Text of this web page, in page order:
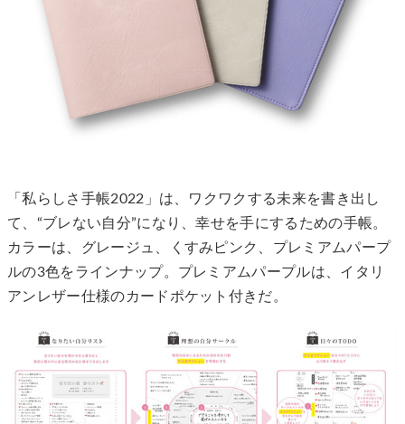
「私らしさ手帳2022」は、ワクワクする未来を書き出し
て、“ブレない自分”になり、幸せを手にするための手帳。
カラーは、グレージュ、くすみピンク、プレミアムパープ
ルの3色をラインナップ。プレミアムパープルは、イタリ
アンレザー仕様のカードポケット付きだ。